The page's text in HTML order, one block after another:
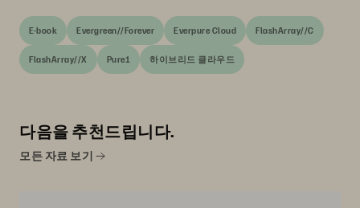
E-book Evergreen//Forever Everpure Cloud FlashArray//C
FlashArray//X Pure1 하이브리드 클라우드
다음을 추천드립니다.
모든 자료 보기